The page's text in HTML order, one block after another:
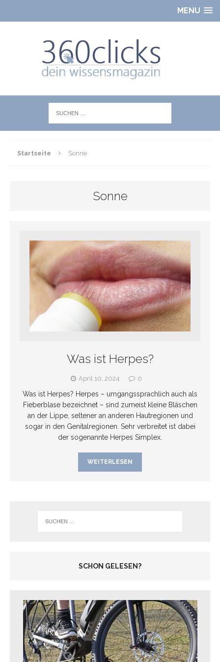
MENU
Startseite Sonne
Sonne
Was ist Herpes?
April 10, 2024 0
Was ist Herpes? Herpes – umgangssprachlich auch als
Fieberblase bezeichnet – sind zumeist kleine Bläschen
an der Lippe, seltener an anderen Hautregionen und
sogar in den Genitalregionen. Sehr verbreitet ist dabei
der sogenannte Herpes Simplex.
WEITERLESEN
SCHON GELESEN?